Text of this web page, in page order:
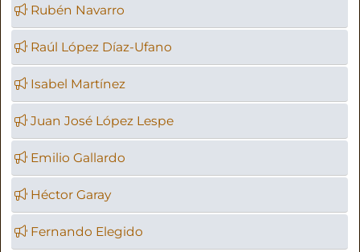
Rubén Navarro
Raúl López Díaz-Ufano
Isabel Martínez
Juan José López Lespe
Emilio Gallardo
Héctor Garay
Fernando Elegido